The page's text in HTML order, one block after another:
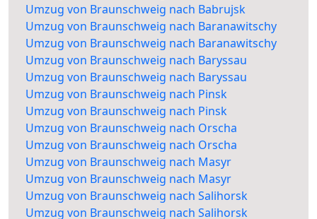
Umzug von Braunschweig nach Babrujsk
Umzug von Braunschweig nach Baranawitschy
Umzug von Braunschweig nach Baranawitschy
Umzug von Braunschweig nach Baryssau
Umzug von Braunschweig nach Baryssau
Umzug von Braunschweig nach Pinsk
Umzug von Braunschweig nach Pinsk
Umzug von Braunschweig nach Orscha
Umzug von Braunschweig nach Orscha
Umzug von Braunschweig nach Masyr
Umzug von Braunschweig nach Masyr
Umzug von Braunschweig nach Salihorsk
Umzug von Braunschweig nach Salihorsk